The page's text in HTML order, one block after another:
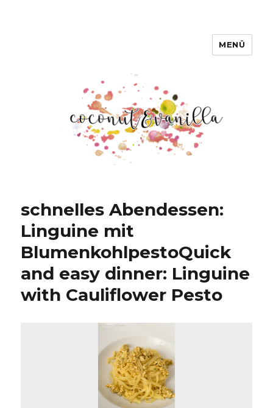
MENÜ
schnelles Abendessen:
Linguine mit
BlumenkohlpestoQuick
and easy dinner: Linguine
with Cauliflower Pesto